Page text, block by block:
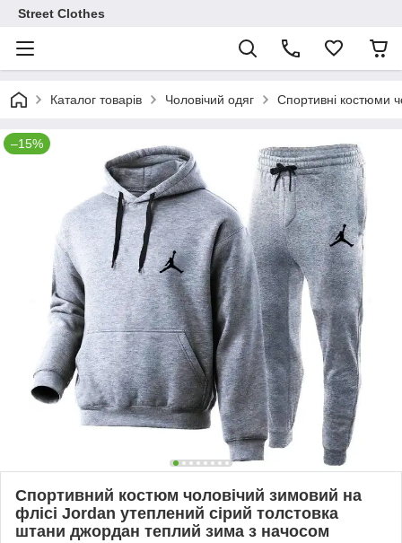
Street Clothes
Каталог товарів Чоловічий одяг Спортивні костюми
–15%
Спортивний костюм чоловічий зимовий на
флісі Jordan утеплений сірий толстовка
штани джордан теплий зима з начосом